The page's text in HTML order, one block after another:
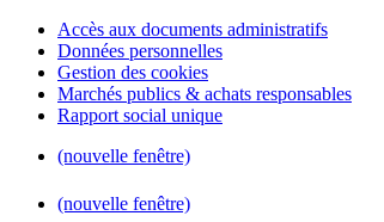
Accès aux documents administratifs
Données personnelles
Gestion des cookies
Marchés publics & achats responsables
Rapport social unique
(nouvelle fenêtre)
(nouvelle fenêtre)